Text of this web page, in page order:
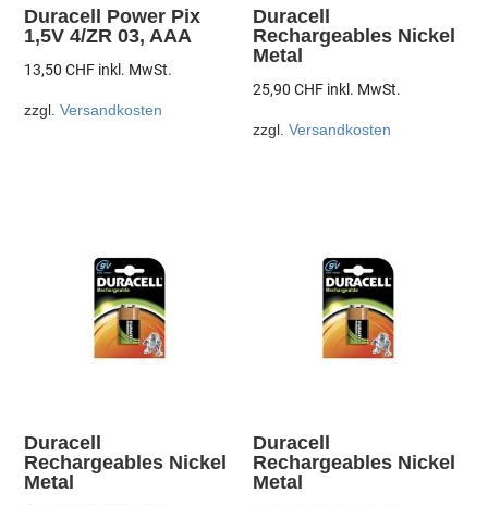
Duracell Power Pix
1,5V 4/ZR 03, AAA
13,50CHF inkl. MwSt.
zzgl.Versandkosten
Duracell
Rechargeables Nickel
Metal
25,90CHF inkl. MwSt.
zzgl.Versandkosten
Duracell
Rechargeables Nickel
Metal
Duracell
Rechargeables Nickel
Metal